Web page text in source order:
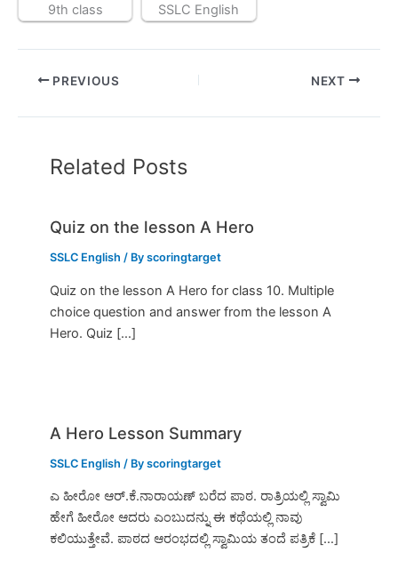
9th class SSLC English
PREVIOUS NEXT
Related Posts
Quiz on the lesson A Hero
SSLC English / Byscoringtarget
Quiz on the lesson A Hero for class 10. Multiple
choice question and answer from the lesson A
Hero. Quiz […]
A Hero Lesson Summary
SSLC English / Byscoringtarget
ಎ ಹೀರೋ ಆರ್.ಕೆ.ನಾರಾಯಣ್ ಬರೆದ ಪಾಠ. ರಾತ್ರಿಯಲ್ಲಿ ಸ್ವಾಮಿ
ಹೇಗೆ ಹೀರೋ ಆದರು ಎಂಬುದನ್ನು ಈ ಕಥೆಯಲ್ಲಿ ನಾವು
ಕಲಿಯುತ್ತೇವೆ. ಪಾಠದ ಆರಂಭದಲ್ಲಿ ಸ್ವಾಮಿಯ ತಂದೆ ಪತ್ರಿಕೆ […]